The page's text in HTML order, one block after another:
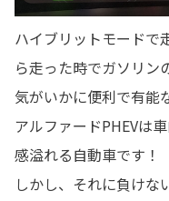
ハイブリットモードで
ら走った時でガソリン
気がいかに便利で有能
アルファードPHEVは
感溢れる自動車です！
しかし、それに負けな